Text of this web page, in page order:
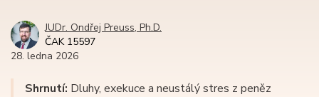
JUDr. Ondřej Preuss, Ph.D.
ČAK 15597
28. ledna 2026
Shrnutí: Dluhy, exekuce a neustálý stres z peněz